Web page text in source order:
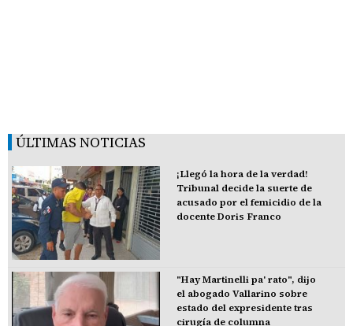
ÚLTIMAS NOTICIAS
¡Llegó la hora de la verdad!
Tribunal decide la suerte de
acusado por el femicidio de la
docente Doris Franco
"Hay Martinelli pa' rato", dijo
el abogado Vallarino sobre
estado del expresidente tras
cirugía de columna